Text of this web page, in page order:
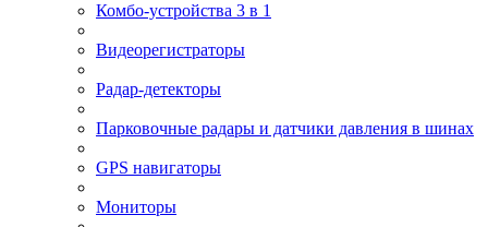
Комбо-устройства 3 в 1
Видеорегистраторы
Радар-детекторы
Парковочные радары и датчики давления в шинах
GPS навигаторы
Мониторы